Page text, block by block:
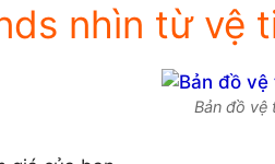
nhìn từ vệ
Bản đồ vệ